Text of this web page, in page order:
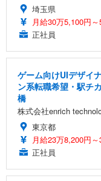
埼玉県
月給30万5,100円
正社員
ゲーム向けUIデザイ
ン系転職希望・駅チ
橋
株式会社enrich
東京都
月給23万8,200円
正社員